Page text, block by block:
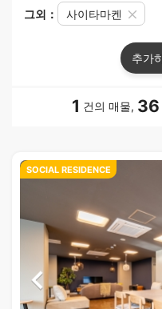
그외： 사이타마켄
추가
1 건의 매물, 36
SOCIAL RESIDENCE